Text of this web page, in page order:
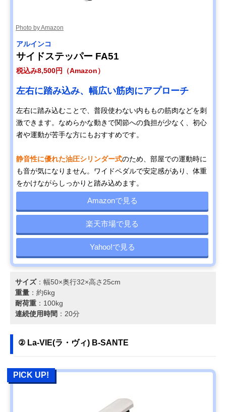
Photo by Amazon
アルインコ
サイドステッパー FA51
税込み8,500円（Amazon）
左右に踏み込み、幅広い筋肉にアプローチ
左右に踏み込むことで、普段使わない内ももの筋肉などを刺
激できます。なめらかな動きで関節への負担が少なく、初心
者や運動が苦手な方にもおすすめです。
静音性に優れた油圧シリンダー式のため、部屋での運動時に
も音が気になりません。ワイドペダルで安定感があり、体重
をかけながらしっかりと踏み込めます。
Amazonで見る
楽天市場で見る
Yahoo!で見る
サイズ：幅50×奥行32×高さ25cm
重量 ：約6kg
耐荷重 ：100kg
連続使用時間 ：20分
② La-VIE(ラ・ヴィ) B-SANTE
PICK UP!